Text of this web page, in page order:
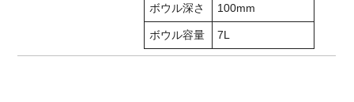
ボウル深さ 100mm
ボウル容量 7L